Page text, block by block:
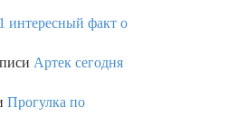
интересный факт о
Артек сегодня
Прогулка по